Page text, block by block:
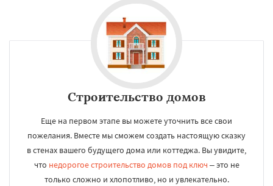
Строительство домов
Еще на первом этапе вы можете уточнить все свои
пожелания. Вместе мы сможем создать настоящую сказку
в стенах вашего будущего дома или коттеджа. Вы увидите,
что недорогое строительство домов под ключ – это не
только сложно и хлопотливо, но и увлекательно.